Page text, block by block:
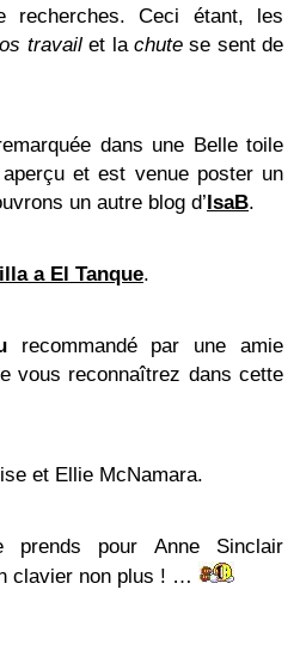
recherches. Ceci étant, les
travailet la chutese sent de
dans une Belle toile
et est venue poster un
un autre blog d’IsaB.
a El Tanque.
recommandé par une amie
vous reconnaîtrez dans cette
et Ellie McNamara.
pour Anne Sinclair
clavier non plus ! …